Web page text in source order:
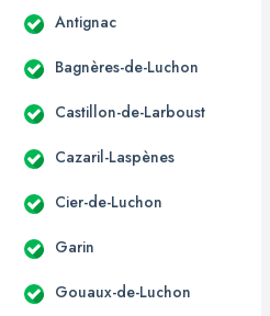
Antignac
Bagnères-de-Luchon
Castillon-de-Larboust
Cazaril-Laspènes
Cier-de-Luchon
Garin
Gouaux-de-Luchon